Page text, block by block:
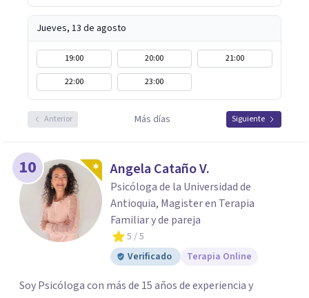
Jueves, 13 de agosto
19:00 20:00
21:00
22:00
23:00
Anterior Más días Siguiente
10 Angela Cataño V.
Psicóloga de la Universidad de
Antioquia, Magister en Terapia
Familiar y de pareja
5 / 5
Verificado
Terapia Online
Soy Psicóloga con más de 15 años de experiencia y